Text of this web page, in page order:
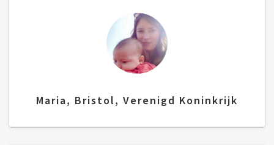
Maria, Bristol, Verenigd Koninkrijk